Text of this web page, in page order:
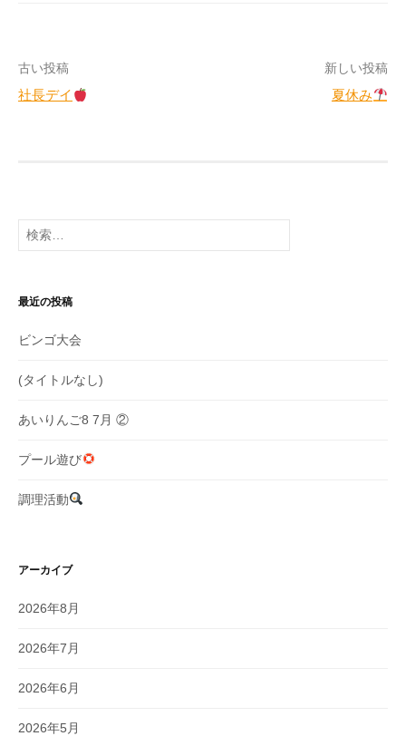
投
稿
ー
ョ
ン
古い投稿
社長デイ
新しい投稿
夏休み
検
索:
最近の投稿
ビンゴ大会
(タイトルなし)
あいりんご8 7月 ②
プール遊び
調理活動
アーカイブ
2026年8月
2026年7月
2026年6月
2026年5月